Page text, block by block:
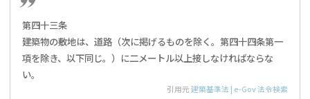
第四十三条
建築物の敷地は、道路（次に掲げるものを除く。第四十四条第一
項を除き、以下同じ。）に二メートル以上接しなければならな
い。
引用元 建築基準法 | e-Gov 法令検索